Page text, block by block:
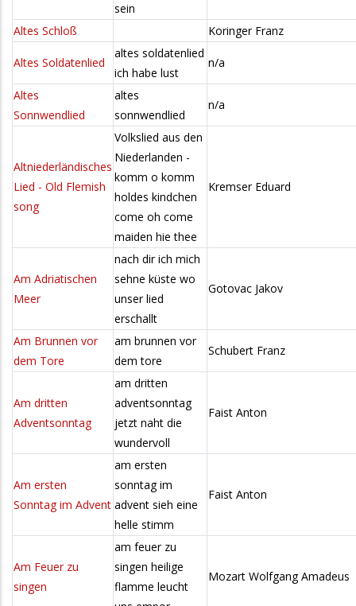
sein
Altes Schloß
Koringer Franz
Altes Soldatenlied
altes soldatenlied
ich habe lust
n/a
Altes
Sonnwendlied
altes
sonnwendlied
n/a
Altniederländisches
Lied - Old Flemish
song
Volkslied aus den
Niederlanden -
komm o komm
holdes kindchen
come oh come
maiden hie thee
Kremser Eduard
Am Adriatischen
Meer
nach dir ich mich
sehne küste wo
unser lied
erschallt
Gotovac Jakov
Am Brunnen vor
dem Tore
am brunnen vor
dem tore
Schubert Franz
Am dritten
Adventsonntag
am dritten
adventsonntag
jetzt naht die
wundervoll
Faist Anton
Am ersten
Sonntag im Advent
am ersten
sonntag im
advent sieh eine
helle stimm
Faist Anton
Am Feuer zu
singen
am feuer zu
singen heilige
flamme leucht
Mozart Wolfgang Amadeus